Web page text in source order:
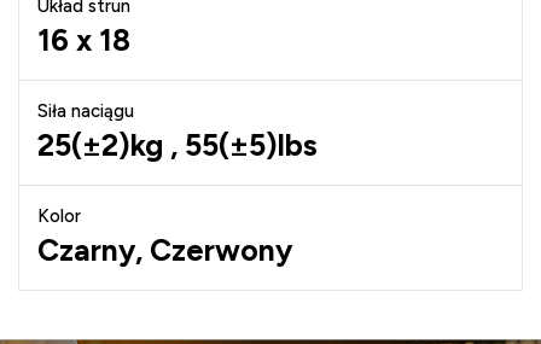
Układ strun
16 x 18
Siła naciągu
25(±2)kg , 55(±5)lbs
Kolor
Czarny, Czerwony